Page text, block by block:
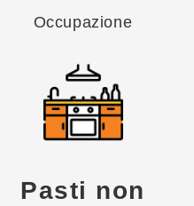
Occupazione
Pasti non